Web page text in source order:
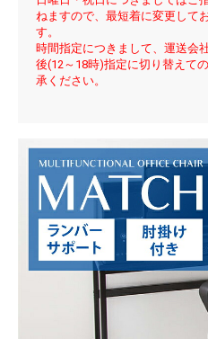
ねますので、最短着に変更して
す。
時間指定につきまして、運送会
後(12～18時)指定に切り替えて
承ください。